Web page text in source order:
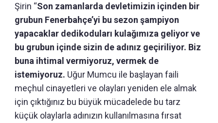
Şirin “Son zamanlarda devletimizin içinden bir
grubun Fenerbahçe’yi bu sezon şampiyon
yapacaklar dedikoduları kulağımıza geliyor ve
bu grubun içinde sizin de adınız geçiriliyor. Biz
buna ihtimal vermiyoruz, vermek de
istemiyoruz. Uğur Mumcu ile başlayan faili
meçhul cinayetleri ve olayları yeniden ele almak
için çıktığınız bu büyük mücadelede bu tarz
küçük olaylarla adınızın kullanılmasına fırsat